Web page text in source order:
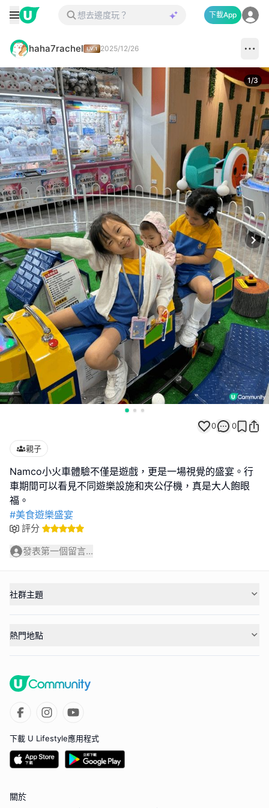
下載App
haha7rachel 2025/12/26
1/3
0 0
親子
Namco小火車體驗不僅是遊戲，更是一場視覺的盛宴。行
車期間可以看見不同遊樂設施和夾公仔機，真是大人飽眼
#美食遊樂盛宴
評分
發表第一個留言...
社群主題
熱門地點
下載 U Lifestyle應用程式
關於